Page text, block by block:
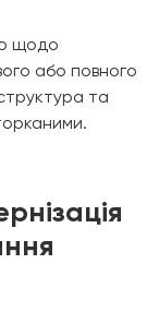
щодо
або повного
та